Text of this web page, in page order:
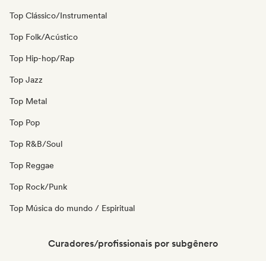
Top Clássico/Instrumental
Top Folk/Acústico
Top Hip-hop/Rap
Top Jazz
Top Metal
Top Pop
Top R&B/Soul
Top Reggae
Top Rock/Punk
Top Música do mundo / Espiritual
Curadores/profissionais por subgênero